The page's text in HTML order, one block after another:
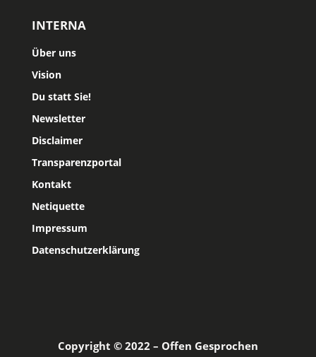
INTERNA
Über uns
Vision
Du statt Sie!
Newsletter
Disclaimer
Transparenzportal
Kontakt
Netiquette
Impressum
Datenschutzerklärung
Copyright © 2022 – Offen Gesprochen